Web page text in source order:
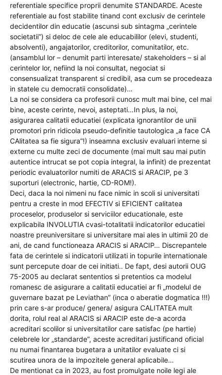
referentiale specifice proprii denumite STANDARDE. Aceste
referentiale au fost stabilite tinand cont exclusiv de cerintele
decidentilor din educatie (ascunsi sub sintagma „cerintele
societatii”) si deloc de cele ale educabililor (elevi, studenti,
absolventi), angajatorilor, creditorilor, comunitatilor, etc.
(ansamblul lor – denumit parti interesate/ stakeholders – si al
cerintelor lor, nefiind la noi consultat, negociat si
consensualizat transparent si credibil, asa cum se procedeaza
in statele cu democratii consolidate)…
La noi se considera ca profesorii cunosc mult mai bine, cel mai
bine, aceste cerinte, nevoi, asteptati…In plus, la noi,
asigurarea calitatii educatiei (explicata ignorantilor de unii
promotori prin ridicola pseudo-definitie tautologica „a face CA
CAlitatea sa fie sigura”!) inseamna exclusiv evaluari interne si
externe cu multe zeci de documente (mai mult sau mai putin
autentice intrucat se pot copia integral, la infinit) de prezentat
periodic evaluatorilor numiti de ARACIS si ARACIP, pe 3
suporturi (electronic, hartie, CD-ROM!).
Deci, daca la noi nimeni nu face nimic in scoli si universitati
pentru a creste in mod EFECTIV si EFICIENT calitatea
proceselor, produselor si serviciilor educationale, este
explicabila INVOLUTIA cvasi-totalitatii indicatorilor educatiei
noastre preuniversitare si universitare mai ales in ultimii 20 de
ani, de cand functioneaza ARACIS si ARACIP… Discrepantele
fata de cerintele si indicatorii utilizati in topurile internationale
sunt percepute doar de cei initiati.. De fapt, desi autorii OUG
75-2005 au declarat sententios si pretentios ca modelul
romanesc de asigurare a calitatii educatiei ar fi „modelul de
guvernare bazat pe Leviathan” (inca o aberatie dogmatica !!!)
prin care s-ar produce/ genera/ asigura CALITATEA mult
dorita, rolul real al ARACIS si ARACIP este de-a acorda
acreditari scolilor si universitatilor care satisfac (pe hartie)
celebrele lor „standarde”, aceste acreditari justificand oficial
nu numai finantarea bugetara a unitatilor evaluate ci si
scutirea unora de la impozitele general aplicabile…
De mentionat ca in 2023, au fost promulgate noile legi ale